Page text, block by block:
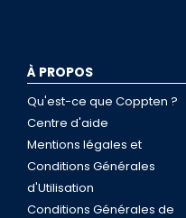
À PROPOS
Qu'est-ce que Coppten ?
Centre d'aide
Mentions légales et
Conditions Générales
d'Utilisation
Conditions Générales de